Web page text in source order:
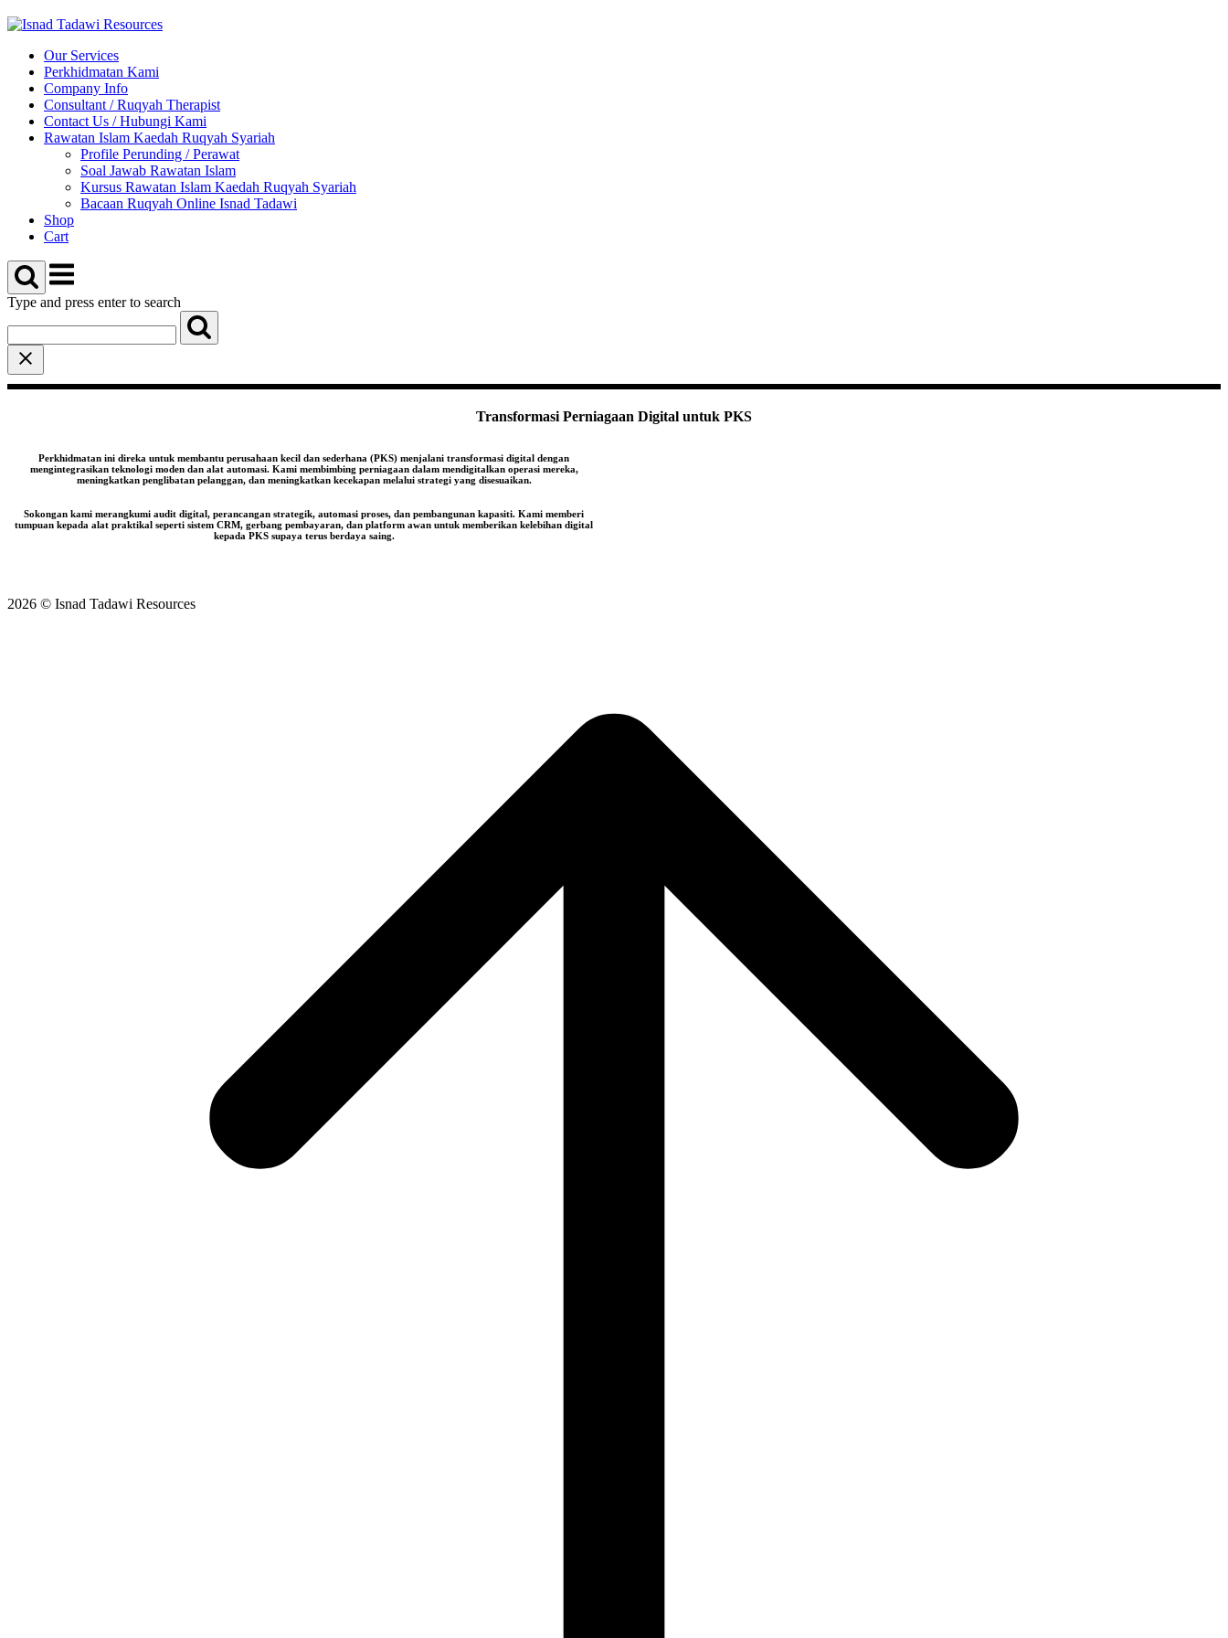
Skip
to
content
Our Services
Perkhidmatan Kami
Company Info
Consultant / Ruqyah Therapist
Contact Us / Hubungi Kami
Rawatan Islam Kaedah Ruqyah Syariah
Profile Perunding / Perawat
Soal Jawab Rawatan Islam
Kursus Rawatan Islam Kaedah Ruqyah Syariah
Bacaan Ruqyah Online Isnad Tadawi
Shop
Cart
Menu
Type and press enter to search
Transformasi Perniagaan Digital untuk PKS
Perkhidmatan ini direka untuk membantu perusahaan kecil dan sederhana (PKS) menjalani transformasi digital dengan
mengintegrasikan teknologi moden dan alat automasi. Kami membimbing perniagaan dalam mendigitalkan operasi mereka,
meningkatkan penglibatan pelanggan, dan meningkatkan kecekapan melalui strategi yang disesuaikan.
Sokongan kami merangkumi audit digital, perancangan strategik, automasi proses, dan pembangunan kapasiti. Kami memberi
tumpuan kepada alat praktikal seperti sistem CRM, gerbang pembayaran, dan platform awan untuk memberikan kelebihan digital
kepada PKS supaya terus berdaya saing.
2026 © Isnad Tadawi Resources